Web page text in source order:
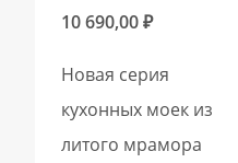
10 690,00₽
Новая серия
кухонных моек из
литого мрамора